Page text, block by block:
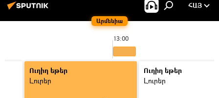
Արմենիա
ՀԱՅ
13:00
Ուղիղ եթեր
Լուրեր
Ուղիղ եթեր
Լուրեր